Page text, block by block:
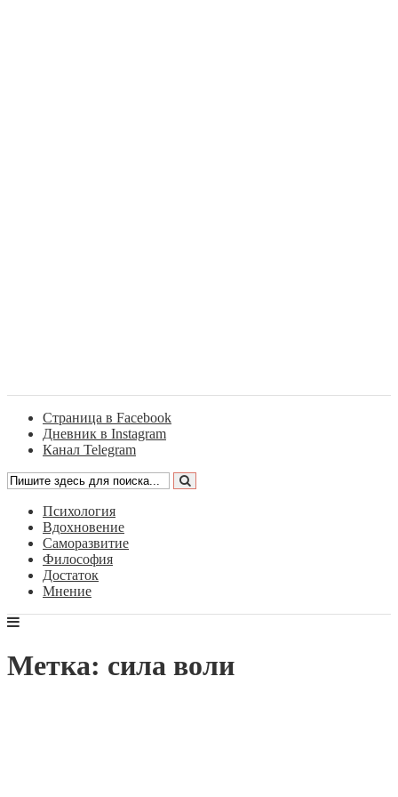
Страница в Facebook
Дневник в Instagram
Канал Telegram
Психология
Вдохновение
Саморазвитие
Философия
Достаток
Мнение
Метка: сила воли